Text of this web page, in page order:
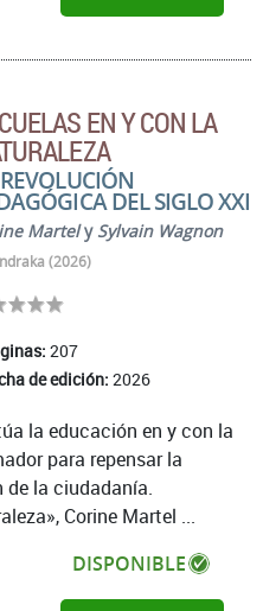
EN Y CON LA
DEL SIGLO XXI
Martely Sylvain Wagnon
(2026)
207
de edición: 2026
DISPONIBLE
la educación en y con la
para repensar la
la ciudadanía.
Corine Martel ...